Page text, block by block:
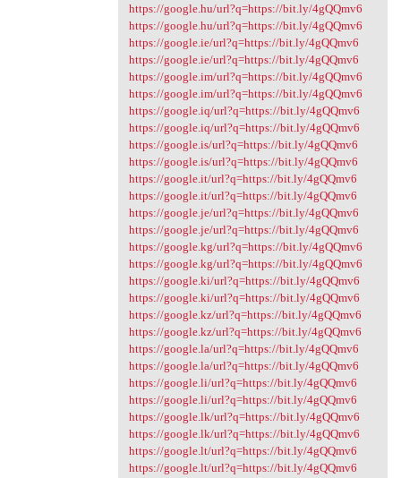
https://google.hu/url?q=https://bit.ly/4gQQmv6
https://google.hu/url?q=https://bit.ly/4gQQmv6
https://google.ie/url?q=https://bit.ly/4gQQmv6
https://google.ie/url?q=https://bit.ly/4gQQmv6
https://google.im/url?q=https://bit.ly/4gQQmv6
https://google.im/url?q=https://bit.ly/4gQQmv6
https://google.iq/url?q=https://bit.ly/4gQQmv6
https://google.iq/url?q=https://bit.ly/4gQQmv6
https://google.is/url?q=https://bit.ly/4gQQmv6
https://google.is/url?q=https://bit.ly/4gQQmv6
https://google.it/url?q=https://bit.ly/4gQQmv6
https://google.it/url?q=https://bit.ly/4gQQmv6
https://google.je/url?q=https://bit.ly/4gQQmv6
https://google.je/url?q=https://bit.ly/4gQQmv6
https://google.kg/url?q=https://bit.ly/4gQQmv6
https://google.kg/url?q=https://bit.ly/4gQQmv6
https://google.ki/url?q=https://bit.ly/4gQQmv6
https://google.ki/url?q=https://bit.ly/4gQQmv6
https://google.kz/url?q=https://bit.ly/4gQQmv6
https://google.kz/url?q=https://bit.ly/4gQQmv6
https://google.la/url?q=https://bit.ly/4gQQmv6
https://google.la/url?q=https://bit.ly/4gQQmv6
https://google.li/url?q=https://bit.ly/4gQQmv6
https://google.li/url?q=https://bit.ly/4gQQmv6
https://google.lk/url?q=https://bit.ly/4gQQmv6
https://google.lk/url?q=https://bit.ly/4gQQmv6
https://google.lt/url?q=https://bit.ly/4gQQmv6
https://google.lt/url?q=https://bit.ly/4gQQmv6